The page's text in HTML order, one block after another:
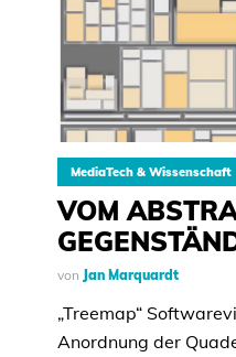
MediaTech & Wissenschaft
VOM
von Jan Marquardt
„Treemap“
Anordnung der